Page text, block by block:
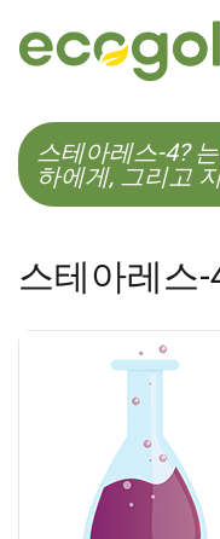
스테아레스-4?
하에게, 그리고
스테아레스-